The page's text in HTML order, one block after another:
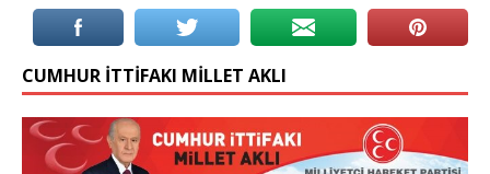
CUMHUR İTTIFAKI MILLET AKLI